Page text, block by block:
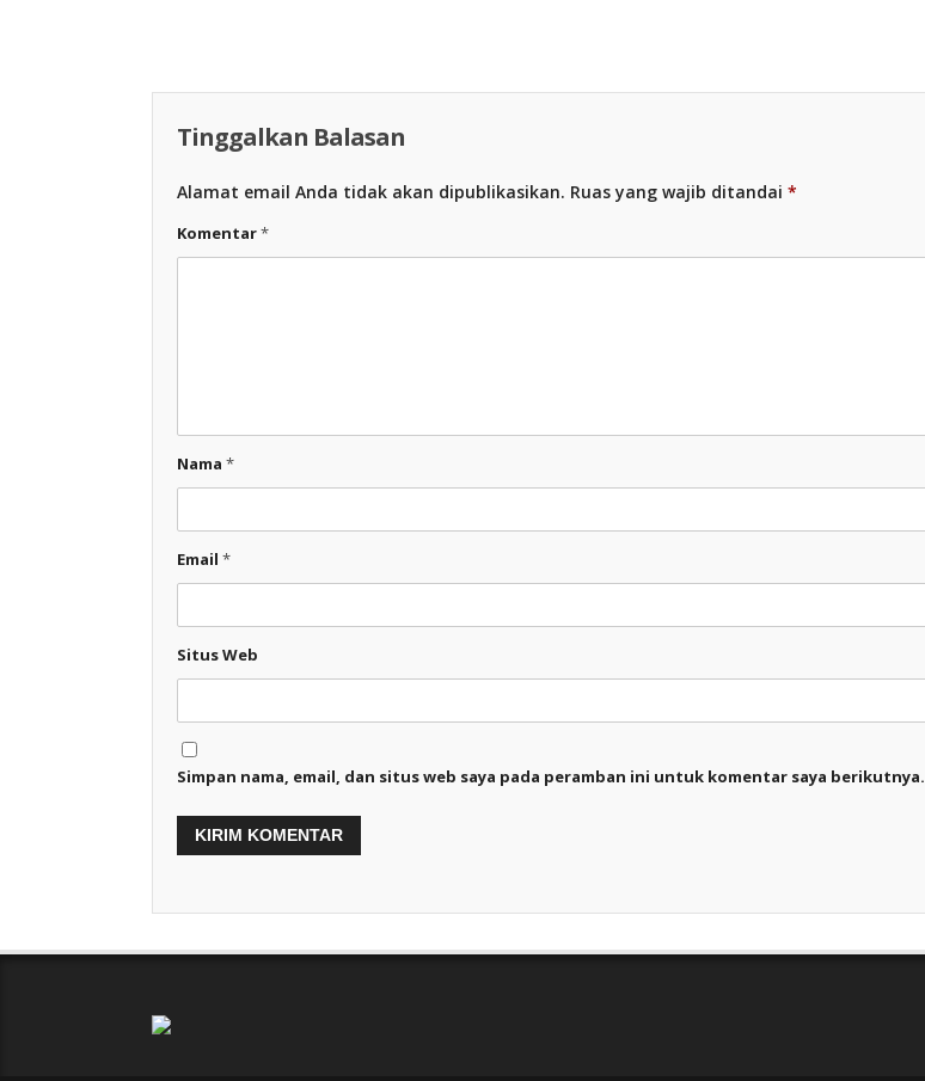
Tinggalkan Balasan
Alamat email Anda tidak akan dipublikasikan. Ruas yang wajib ditandai *
Komentar*
Nama *
Email *
Situs Web
Simpan nama, email, dan situs web saya pada peramban ini untuk komentar saya berikutnya.